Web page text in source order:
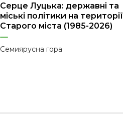
Серце Луцька: державні та
міські політики на території
Старого міста (1985-2026)
Семиярусна гора